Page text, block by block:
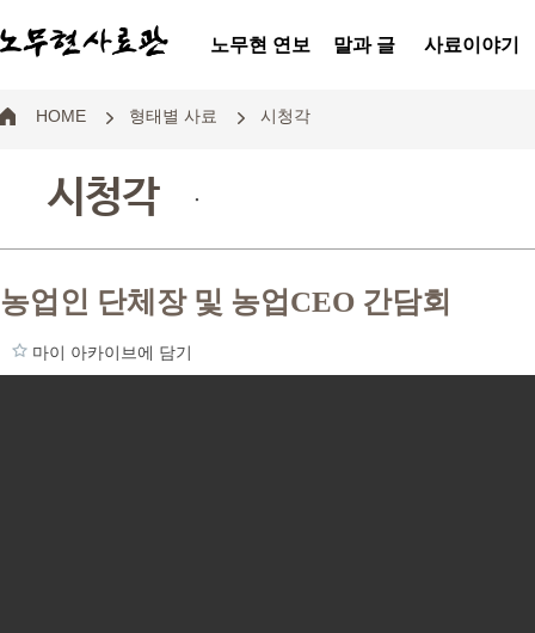
노무현 연보 말과 글 사료이야기
HOME 형태별 사료 시청각
시청각 .
농업인 단체장 및 농업CEO 간담회
마이 아카이브에 담기